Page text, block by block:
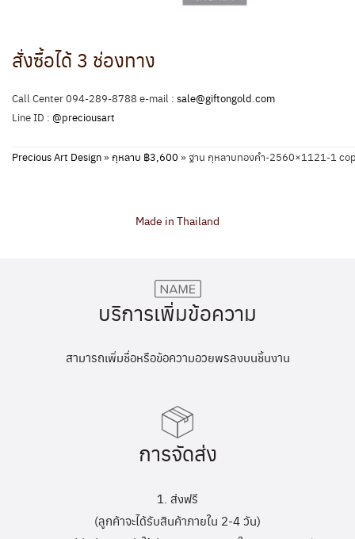
สั่งซื้อได้ 3 ช่องทาง
Call Center 094-289-8788 e-mail : sale@giftongold.com
Line ID : @preciousart
Precious Art Design»กุหลาบ ฿3,600 »ฐาน กุหลาบทองคำ-2560×1121-1
Made in Thailand
บริการเพิ่มข้อความ
สามารถเพิ่มชื่อหรือข้อความอวยพรลงบนชิ้นงาน
การจัดส่ง
1. ส่งฟรี
(ลูกค้าจะได้รับสินค้าภายใน 2-4 วัน)